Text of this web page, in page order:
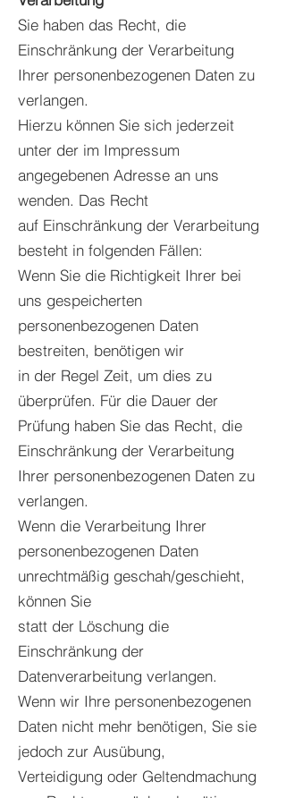
Sie haben das Recht, die
Einschränkung der Verarbeitung
Ihrer personenbezogenen Daten zu
verlangen.
Hierzu können Sie sich jederzeit
unter der im Impressum
angegebenen Adresse an uns
wenden. Das Recht
auf Einschränkung der Verarbeitung
besteht in folgenden Fällen:
Wenn Sie die Richtigkeit Ihrer bei
uns gespeicherten
personenbezogenen Daten
bestreiten, benötigen wir
in der Regel Zeit, um dies zu
überprüfen. Für die Dauer der
Prüfung haben Sie das Recht, die
Einschränkung der Verarbeitung
Ihrer personenbezogenen Daten zu
verlangen.
Wenn die Verarbeitung Ihrer
personenbezogenen Daten
unrechtmäßig geschah/geschieht,
können Sie
statt der Löschung die
Einschränkung der
Datenverarbeitung verlangen.
Wenn wir Ihre personenbezogenen
Daten nicht mehr benötigen, Sie sie
jedoch zur Ausübung,
Verteidigung oder Geltendmachung